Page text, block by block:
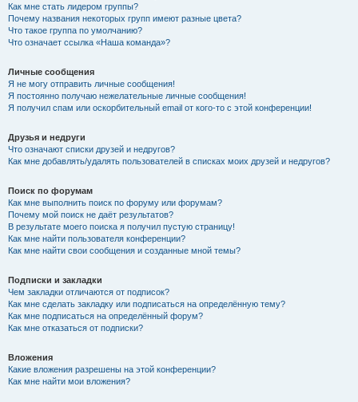
Как мне стать лидером группы?
Почему названия некоторых групп имеют разные цвета?
Что такое группа по умолчанию?
Что означает ссылка «Наша команда»?
Личные сообщения
Я не могу отправить личные сообщения!
Я постоянно получаю нежелательные личные сообщения!
Я получил спам или оскорбительный email от кого-то с этой конференции!
Друзья и недруги
Что означают списки друзей и недругов?
Как мне добавлять/удалять пользователей в списках моих друзей и недругов?
Поиск по форумам
Как мне выполнить поиск по форуму или форумам?
Почему мой поиск не даёт результатов?
В результате моего поиска я получил пустую страницу!
Как мне найти пользователя конференции?
Как мне найти свои сообщения и созданные мной темы?
Подписки и закладки
Чем закладки отличаются от подписок?
Как мне сделать закладку или подписаться на определённую тему?
Как мне подписаться на определённый форум?
Как мне отказаться от подписки?
Вложения
Какие вложения разрешены на этой конференции?
Как мне найти мои вложения?